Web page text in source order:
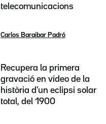
telecomunicacions
Carlos Baraibar Padró
Recupera la primera
gravació en vídeo de la
història d'un eclipsi solar
total, del 1900